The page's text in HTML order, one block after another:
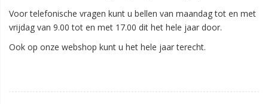
Voor telefonische vragen kunt u bellen van maandag tot en met
vrijdag van 9.00 tot en met 17.00 dit het hele jaar door.
Ook op onze webshop kunt u het hele jaar terecht.